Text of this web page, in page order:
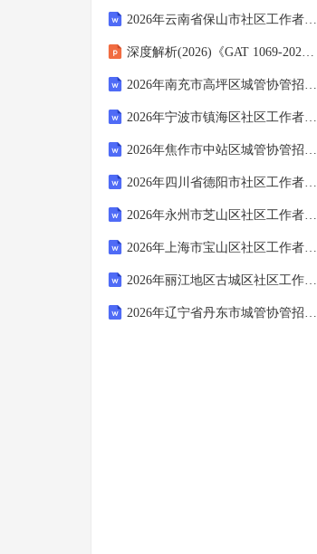
2026年云南省保山市社区工作者招聘考试参考试题及答案解析
深度解析(2026)《GAT 1069-2021法庭科学 电子物证手机检验技术规范》
2026年南充市高坪区城管协管招聘笔试参考题库及答案解析
2026年宁波市镇海区社区工作者招聘笔试参考试题及答案解析
2026年焦作市中站区城管协管招聘笔试参考题库及答案解析
2026年四川省德阳市社区工作者招聘考试备考题库及答案解析
2026年永州市芝山区社区工作者招聘笔试参考试题及答案解析
2026年上海市宝山区社区工作者招聘考试参考试题及答案解析
2026年丽江地区古城区社区工作者招聘考试备考试题及答案解析
2026年辽宁省丹东市城管协管招聘笔试备考题库及答案解析